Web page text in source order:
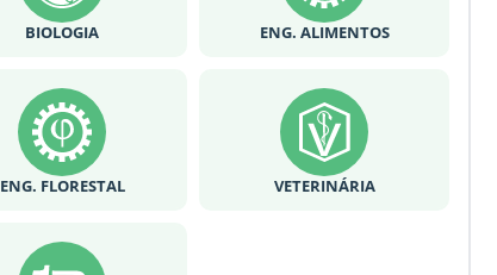
BIOLOGIA ENG. ALIMENTOS
ENG. FLORESTAL VETERINÁRIA